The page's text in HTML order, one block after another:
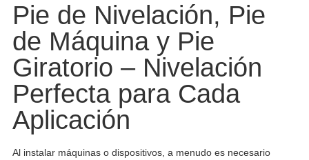
Pie de Nivelación, Pie
de Máquina y Pie
Giratorio – Nivelación
Perfecta para Cada
Aplicación
Al instalar máquinas o dispositivos, a menudo es necesario